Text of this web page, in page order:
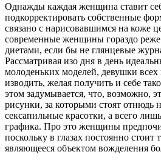
Однажды каждая женщина ставит
подкорректировать собственные
связано с нарисовавшимся на коже
современные женщины гораздо
диетами, если бы не глянцевые
Рассматривая изо дня в день
молоденьких моделей, девушки всех
изводить, желая получить и себе
этом задумывается, что, возможно,
рисунки, за которыми стоят отнюдь
сексапильные красотки, а всего
графика. Про это женщины
поскольку в глазах постоянно стоит
являющееся объектом вожделения